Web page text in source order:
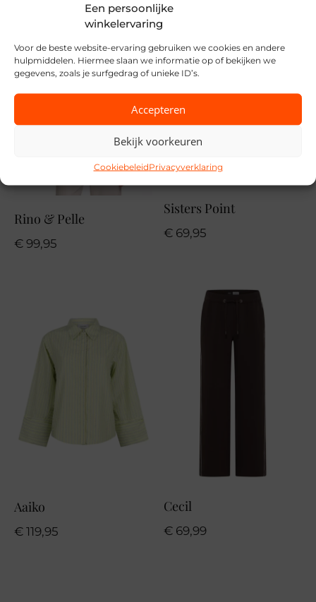
Een persoonlijke
winkelervaring
Voor de beste website-ervaring gebruiken we cookies en andere
hulpmiddelen. Hiermee slaan we informatie op of bekijken we
gegevens, zoals je surfgedrag of unieke ID’s.
Accepteren
Bekijk voorkeuren
CookiebeleidPrivacyverklaring
Seizoen
VZ26
17660
Rino & Pelle
€ 99,95
Sisters Point
€ 69,95
Aaiko
€ 119,95
Cecil
€ 69,99